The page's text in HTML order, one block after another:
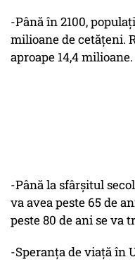
-Până în 2100,
milioane de cetățeni.
aproape 14,4 milioane.
-Până la sfârșitul
va avea peste 65 de
peste 80 de ani se va
-Speranța de viață în